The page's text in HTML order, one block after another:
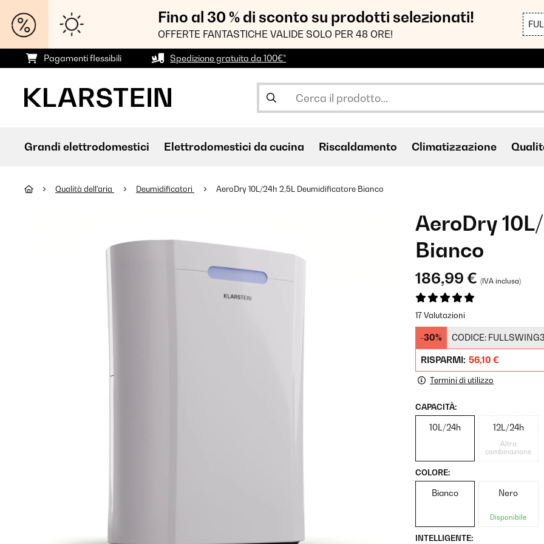
Fino al 30 % di sconto su prodotti selezionati!
OFFERTE FANTASTICHE VALIDE SOLO PER 48 ORE!
Pagamenti flessibili Spedizione gratuita da 100€*
Grandi elettrodomestici Elettrodomestici da cucina Riscaldamento Climatizzazione
Qualità dell'aria Deumidificatori AeroDry 10L/24h 2,5L Deumidificatore Bianco
AeroDry
Bianco
186,99 € (IVA inclusa)
17 Valutazioni
-30% CODICE:
RISPARMI: 56,10 €
Termini di utilizzo
CAPACITÀ:
10L/24h 12L/24h
Altra
combinazione
COLORE:
Bianco Nero
Disponibile
INTELLIGENTE: